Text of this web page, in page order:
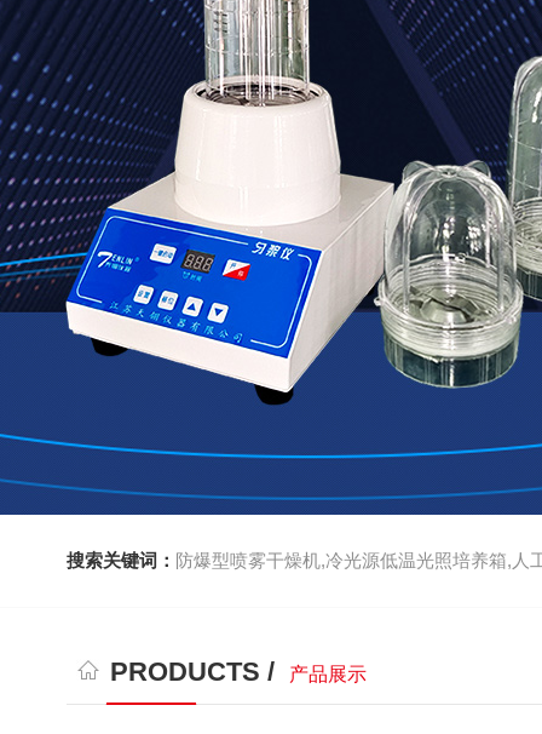
搜索关键词： 防爆型喷雾干燥机,冷光源低温光照培养箱,人
PRODUCTS / 产品展示